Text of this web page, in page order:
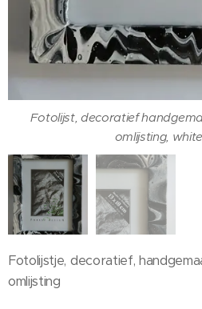
Fotolijst, decoratief
omlijsting,
Fotolijst, decoratief
omlijsting, white
Fotolijstje, decoratief,
omlijsting